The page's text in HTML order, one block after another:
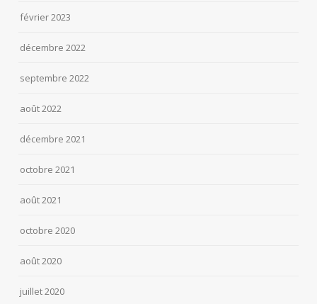
février 2023
décembre 2022
septembre 2022
août 2022
décembre 2021
octobre 2021
août 2021
octobre 2020
août 2020
juillet 2020